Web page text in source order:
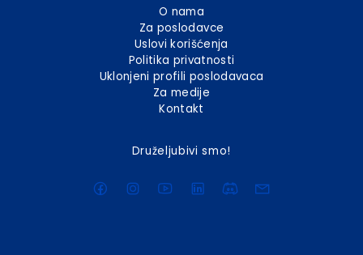
O nama
Za poslodavce
Uslovi korišćenja
Politika privatnosti
Uklonjeni profili poslodavaca
Za medije
Kontakt
Druželjubivi smo!